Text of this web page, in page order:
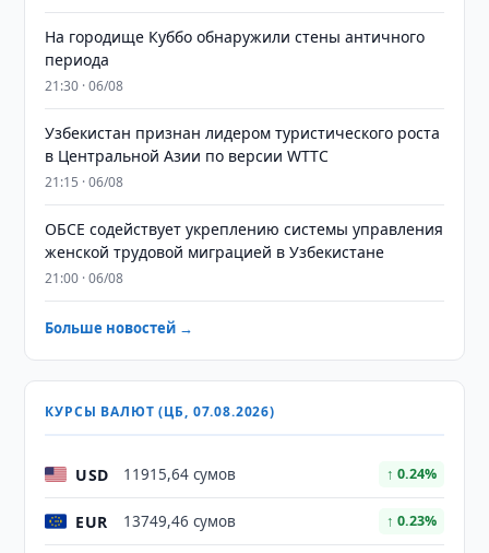
На городище Куббо обнаружили стены античного
периода
21:30 · 06/08
Узбекистан признан лидером туристического роста
в Центральной Азии по версии WTTC
21:15 · 06/08
ОБСЕ содействует укреплению системы управления
женской трудовой миграцией в Узбекистане
21:00 · 06/08
Больше новостей →
КУРСЫ ВАЛЮТ (ЦБ, 07.08.2026)
USD 11915,64 сумов ↑ 0.24%
EUR 13749,46 сумов ↑ 0.23%